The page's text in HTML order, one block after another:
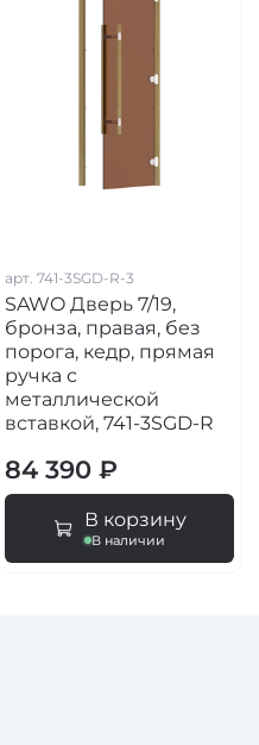
арт. 741-3SGD-R-3
SAWO Дверь 7/19,
бронза, правая, без
порога, кедр, прямая
ручка с
металлической
вставкой, 741-3SGD-R
84 390 ₽
В корзину
В наличии